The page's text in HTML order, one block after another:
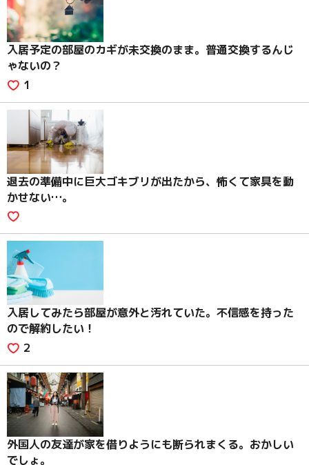
入居予定の部屋のカギが未交換のまま。普通交換するんじ
ゃないの？
1
退去の準備中に巨大ゴキブリが出たから、怖くて家具を動
かせない…。
入居してみたら部屋が意外と汚れていた。不信感を持った
ので解約したい！
2
外国人の友達が家を借りようにも断られまくる。おかしい
でしょ。